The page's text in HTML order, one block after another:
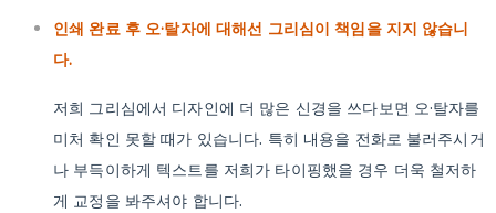
인쇄 완료 후 오·탈자에 대해선 그리심이 책임을 지지 않습니
다.
저희 그리심에서 디자인에 더 많은 신경을 쓰다보면 오·탈자를
미처 확인 못할 때가 있습니다. 특히 내용을 전화로 불러주시거
나 부득이하게 텍스트를 저희가 타이핑했을 경우 더욱 철저하
게 교정을 봐주셔야 합니다.